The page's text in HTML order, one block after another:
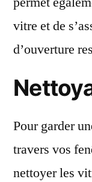
vitre et de
d’ouverture
Pour garder
travers vos
nettoyer les